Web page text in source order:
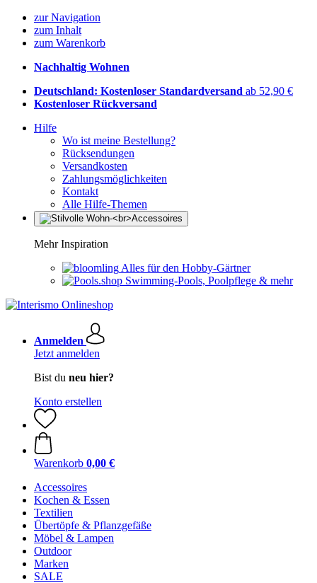
zur Navigation
zum Inhalt
zum Warenkorb
Nachhaltig Wohnen
Deutschland: Kostenloser Standardversand ab 52,90 €
Kostenloser Rückversand
Hilfe
Wo ist meine Bestellung?
Rücksendungen
Versandkosten
Zahlungsmöglichkeiten
Kontakt
Alle Hilfe-Themen
Mehr Inspiration
Alles für den Hobby-Gärtner
Swimming-Pools, Poolpflege & mehr
Anmelden
Jetzt anmelden
Bist du neu hier?
Konto erstellen
Warenkorb 0,00 €
Accessoires
Kochen & Essen
Textilien
Übertöpfe & Pflanzgefäße
Möbel & Lampen
Outdoor
Marken
SALE